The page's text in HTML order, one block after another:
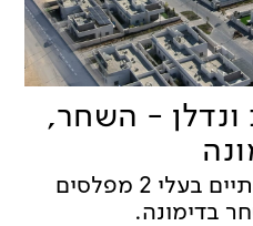
ונדלן - השחר,
57 צמודי קרקע יוקרתיים בעלי 2 מפלסים
בדימונה.